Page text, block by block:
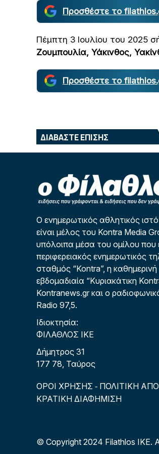
Προσθέστε το
Πέμπτη 3 Ιουλίου του 2025
Ζουμπουλία, Υάκινθος,
Προσθέστε το
ΔΙΑΒΑΣΤΕ ΕΠΙΣΗΣ
Ο ενημερωτικός αθλητικός
είναι μέλος του Kontra Media
υπόλοιπα μέσα του ομίλου που
περιφερειακός ενημερωτικός
σταθμός “Kontra”, η
εβδομαδιαία “Κυριακάτικη
Kontranews.gr και ο
Radio 97,5.
Ιδιοκτησία:
ΦΙΛΑΘΛΟΣ ΙΚΕ
Δήμητρος 31
177 78, Ταύρος
ΟΡΟΙ ΧΡΗΣΗΣ - ΠΟΛΙΤΙΚΗ
ΚΡΑΤΙΚΗ ΔΙΑΦΗΜΙΣΗ
© Copyright 2024 Filathlos ΙΚΕ.